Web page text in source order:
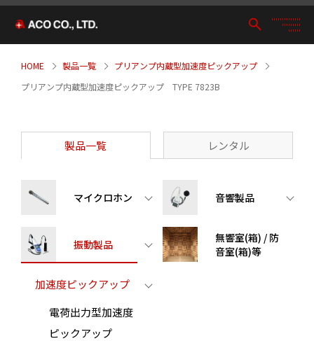
HOME 製品一覧
プリアンプ内蔵型加速度ピックアップ
プリアンプ内蔵型加速度ピックアップ TYPE 7823B
製品一覧 レンタル
マイクロホン 音響製品
振動製品
加速度ピックアップ
電荷出力型加速度
ピックアップ
無響室(箱) / 防
音室(箱)等